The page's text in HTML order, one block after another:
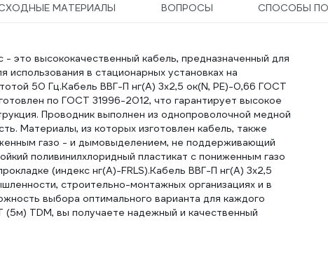
МАТЕРИАЛЫ ВОПРОСЫ СПОСОБЫ
это высококачественный кабель, предназначенный для
в стационарных установках на
50 Гц.Кабель ВВГ-П нг(А) 3х2,5 ок(N, PE)-0,66 ГОСТ
по ГОСТ 31996-2012, что гарантирует высокое
Проводник выполнен из однопроволочной медной
Материалы, из которых изготовлен кабель, также
газо - и дымовыделением, не поддерживающий
поливинилхлоридный пластикат с пониженным газо
(индекс нг(А)-FRLS).Кабель ВВГ-П нг(А) 3х2,5
строительно-монтажных организациях и в
выбора оптимального варианта для каждого
TDM, вы получаете надежный и качественный